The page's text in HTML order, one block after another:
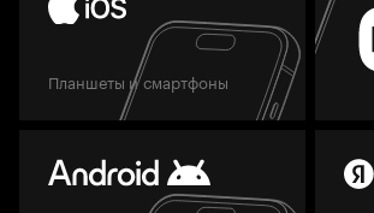
Планшеты и смартфоны